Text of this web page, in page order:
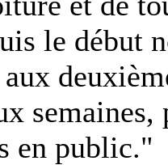
le début
semaines,
en public."